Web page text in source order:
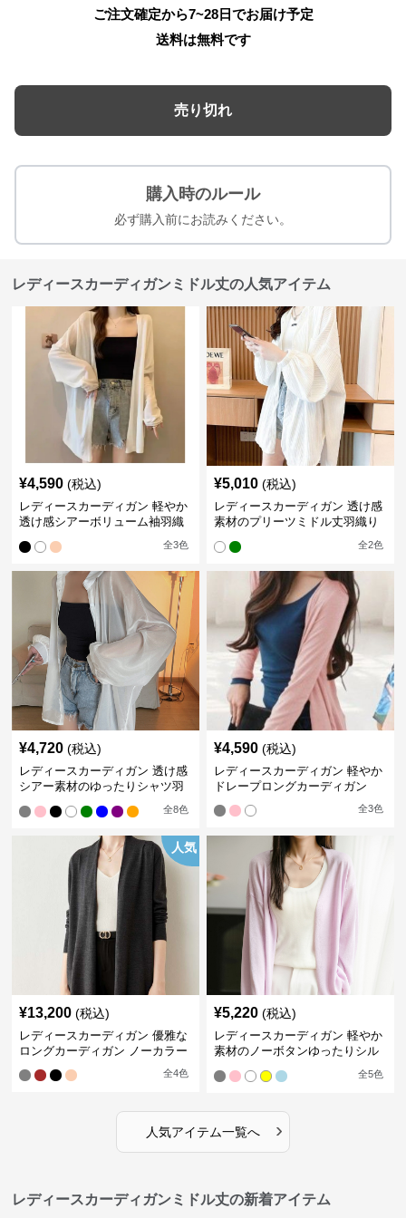
ご注文確定から7~28日でお届け予定
送料は無料です
売り切れ
購入時のルール
必ず購入前にお読みください。
レディースカーディガンミドル丈の人気アイテム
¥4,590 (税込)
レディースカーディガン 軽やか
透け感シアーボリューム袖羽織
全3色
¥5,010 (税込)
レディースカーディガン 透け感
素材のプリーツミドル丈羽織り
全2色
¥4,720 (税込)
レディースカーディガン 透け感
シアー素材のゆったりシャツ羽
全8色
¥4,590 (税込)
レディースカーディガン 軽やか
ドレープロングカーディガン
全3色
人気
¥13,200 (税込)
レディースカーディガン 優雅な
ロングカーディガン ノーカラー
全4色
¥5,220 (税込)
レディースカーディガン 軽やか
素材のノーボタンゆったりシル
全5色
人気アイテム一覧へ ›
レディースカーディガンミドル丈の新着アイテム